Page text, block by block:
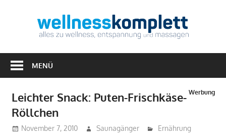
zu
&
Massagen
MENÜ
Leichter Snack: Puten-Frischkäse-
Röllchen
Werbung
November 7, 2010 Saunagänger Ernährung